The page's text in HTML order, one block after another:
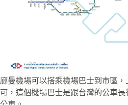
廊曼機場可以搭乘機場巴士到市區
可，這個機場巴士是跟台灣的公車